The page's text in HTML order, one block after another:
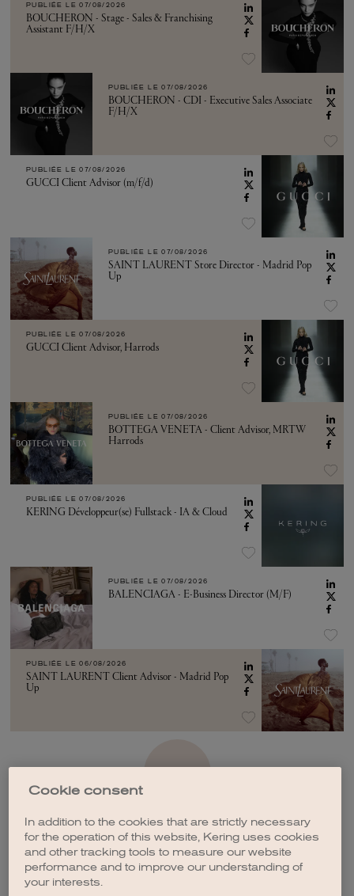
PUBLIÉE LE 07/08/2026
BOUCHERON - Stage - Sales & Franchising
Assistant F/H/X
PUBLIÉE LE 07/08/2026
BOUCHERON - CDI - Executive Sales Associate
F/H/X
PUBLIÉE LE 07/08/2026
GUCCI Client Advisor (m/f/d)
PUBLIÉE LE 07/08/2026
SAINT LAURENT Store Director - Madrid Pop
Up
PUBLIÉE LE 07/08/2026
GUCCI Client Advisor, Harrods
PUBLIÉE LE 07/08/2026
BOTTEGA VENETA - Client Advisor, MRTW
Harrods
PUBLIÉE LE 07/08/2026
KERING Développeur(se) Fullstack - IA & Cloud
PUBLIÉE LE 07/08/2026
BALENCIAGA - E-Business Director (M/F)
PUBLIÉE LE 06/08/2026
SAINT LAURENT Client Advisor - Madrid Pop
Up
CRÉER UNE ALERTE
Cookie consent
In addition to the cookies that are strictly necessary
for the operation of this website, Kering uses cookies
and other tracking tools to measure our website
performance and to improve our understanding of
your interests.